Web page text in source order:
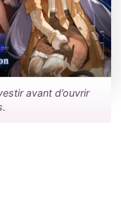
avant d’ouvrir